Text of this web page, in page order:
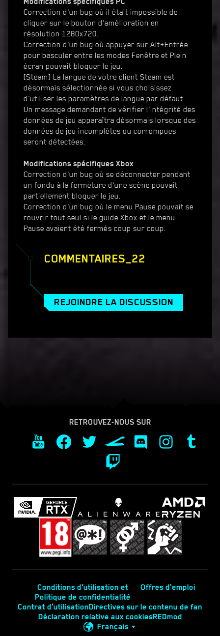
Correction d'un bug où il était impossible de
cliquer sur le bouton d'amélioration en
résolution 1280x720.
Correction d'un bug où appuyer sur Alt+Entrée
pour basculer entre les modes Fenêtre et Plein
écran pouvait bloquer le jeu.
[Steam] La langue de votre client Steam est
désormais sélectionnée si vous choisissez
d'utiliser les paramètres de langue par défaut.
Un message demandant de vérifier l'intégrité des
données de jeu apparaîtra désormais lorsque des
données de jeu incomplètes ou corrompues
seront détectées.
Modifications spécifiques Xbox
Correction d'un bug où se déconnecter pendant
un fondu à la fermeture d'une scène pouvait
partiellement bloquer le jeu.
Correction d'un bug où le menu Pause pouvait se
rouvrir tout seul si le guide Xbox et le menu
Pause avaient été fermés coup sur coup.
COMMENTAIRES_22
REJOINDRE LA DISCUSSION
RETROUVEZ-NOUS SUR
Conditions d'utilisation et
Politique de confidentialité
Offres d'emploi
Contrat d'utilisationDirectives sur le contenu de fan
Déclaration relative aux cookiesREDmod
Français